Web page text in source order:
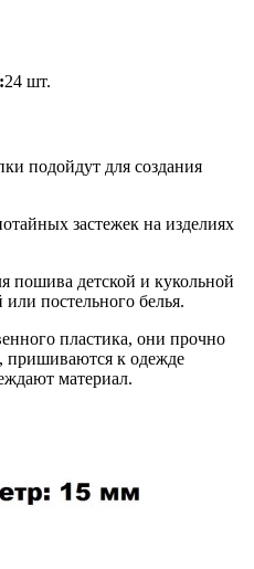
24 шт.
подойдут для создания
застежек на изделиях
пошива детской и кукольной
постельного белья.
пластика, они прочно
пришиваются к одежде
материал.